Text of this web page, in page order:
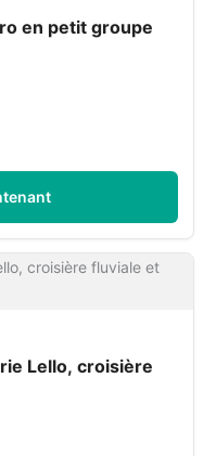
en petit groupe
Lello, croisière